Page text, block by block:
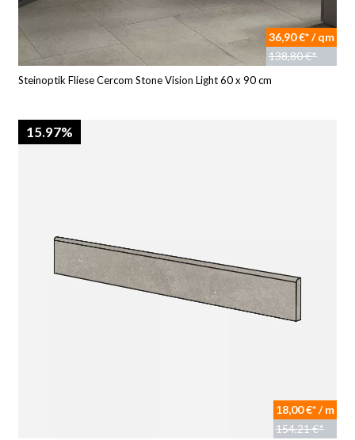
36,90 €* / qm
138,80 €*
Steinoptik Fliese Cercom Stone Vision Light 60 x 90 cm
15.97%
18,00 €* / m
154,21 €*